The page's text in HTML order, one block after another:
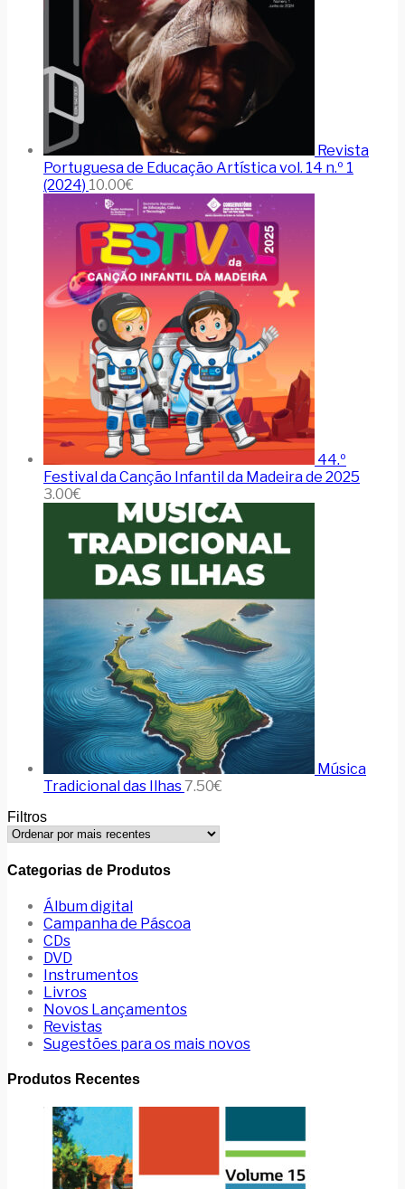
Revista
Portuguesa de Educação Artística vol. 14 n.º 1
(2024) 10.00€
44.º
Festival da Canção Infantil da Madeira de 2025
3.00€
Música
Tradicional das Ilhas7.50€
Filtros
Categorias de Produtos
Álbum digital
Campanha de Páscoa
CDs
DVD
Instrumentos
Livros
Novos Lançamentos
Revistas
Sugestões para os mais novos
Produtos Recentes